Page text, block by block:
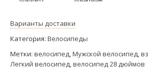
Варианты доставки
Категория: Велосипеды
Метки: велосипед,Мужской велосипед,
Легкий велосипед,велосипед 28 дюймов